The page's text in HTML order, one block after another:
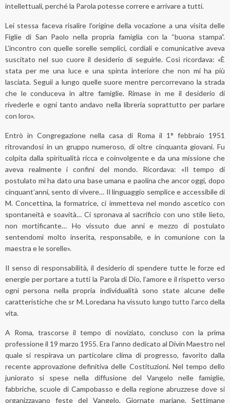
intellettuali, perché la Parola potesse correre e arrivare a tutti.
Lei stessa faceva risalire l’origine della vocazione a una visita delle
Figlie di San Paolo nella propria famiglia con la “buona stampa”.
L’incontro con quelle sorelle semplici, cordiali e comunicative aveva
suscitato nel suo cuore il desiderio di seguirle. Così ricordava: «È
stata per me una luce e una spinta interiore che non mi ha più
lasciata. Seguii a lungo quelle suore mentre percorrevano la strada
che le conduceva in altre famiglie. Rimase in me il desiderio di
rivederle e ogni tanto andavo nella libreria soprattutto per parlare
con loro».
Entrò in Congregazione nella casa di Roma il 1° febbraio 1951
ritrovandosi in un gruppo numeroso, di oltre cinquanta giovani. Fu
colpita dalla spiritualità ricca e coinvolgente e da una missione che
aveva realmente i confini del mondo. Ricordava: «Il tempo di
postulato mi ha dato una base umana e paolina che ancor oggi, dopo
cinquant’anni, sento di vivere… Il linguaggio semplice e accessibile di
M. Concettina, la formatrice, ci immetteva nel mondo ascetico con
spontaneità e soavità… Ci spronava al sacrificio con uno stile lieto,
non mortificante… Ho vissuto due anni e mezzo di postulato
sentendomi molto inserita, responsabile, e in comunione con la
maestra e le sorelle».
Il senso di responsabilità, il desiderio di spendere tutte le forze ed
energie per portare a tutti la Parola di Dio, l’amore e il rispetto verso
ogni persona nella propria individualità sono state alcune delle
caratteristiche che sr M. Loredana ha vissuto lungo tutto l’arco della
vita.
A Roma, trascorse il tempo di noviziato, concluso con la prima
professione il 19 marzo 1955. Era l’anno dedicato al Divin Maestro nel
quale si respirava un particolare clima di progresso, favorito dalla
recente approvazione definitiva delle Costituzioni. Nel tempo dello
juniorato si spese nella diffusione del Vangelo nelle famiglie,
fabbriche, scuole di Campobasso e della regione abruzzese dove si
organizzavano feste del Vangelo, Giornate mariane, Settimane